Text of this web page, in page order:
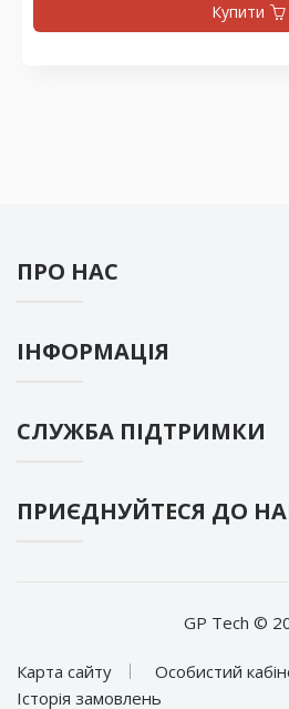
Купити
ПРО НАС
ІНФОРМАЦІЯ
СЛУЖБА ПІДТРИМКИ
ПРИЄДНУЙТЕСЯ ДО
GP Tech ©
Карта сайту
Особистий
Історія замовлень